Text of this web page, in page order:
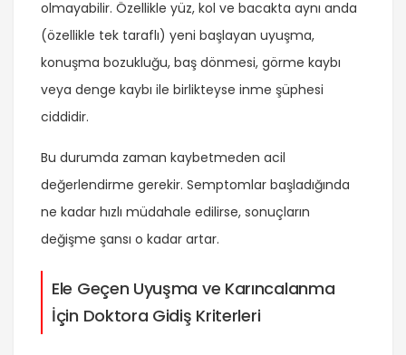
olmayabilir. Özellikle yüz, kol ve bacakta aynı anda
(özellikle tek taraflı) yeni başlayan uyuşma,
konuşma bozukluğu, baş dönmesi, görme kaybı
veya denge kaybı ile birlikteyse inme şüphesi
ciddidir.
Bu durumda zaman kaybetmeden acil
değerlendirme gerekir. Semptomlar başladığında
ne kadar hızlı müdahale edilirse, sonuçların
değişme şansı o kadar artar.
Ele Geçen Uyuşma ve Karıncalanma
İçin Doktora Gidiş Kriterleri